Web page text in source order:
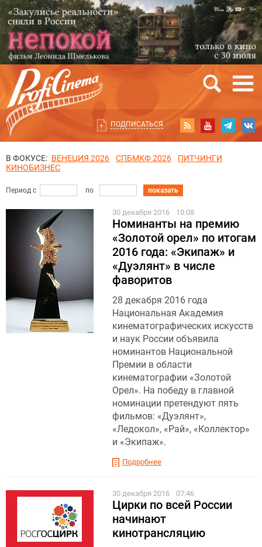
ПОДПИСАТЬСЯ
В ФОКУСЕ: ВЕНЕЦИЯ 2026 СПБМКФ 2026
ПИТЧИНГИ
КИНОБИЗНЕС
Период с по показать
30 декабря 2016 10:08
Номинанты на премию
«Золотой орел» по итогам
2016 года: «Экипаж» и
«Дуэлянт» в числе
фаворитов
28 декабря 2016 года
Национальная Академия
кинематографических искусств
и наук России объявила
номинантов Национальной
Премии в области
кинематографии «Золотой
Орел». На победу в главной
номинации претендуют пять
фильмов: «Дуэлянт»,
«Ледокол», «Рай», «Коллектор»
и «Экипаж».
Подробнее
30 декабря 2016 07:46
Цирки по всей России
начинают
кинотрансляцию